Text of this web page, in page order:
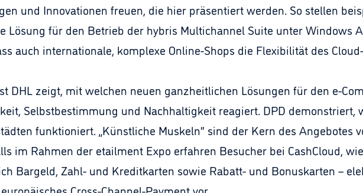
und Innovationen freuen, die hier präsentiert werden. So stellen
Lösung für den Betrieb der hybris Multichannel Suite unter Windows
auch internationale, komplexe Online-Shops die Flexibilität des
DHL zeigt, mit welchen neuen ganzheitlichen Lösungen für den e-
Selbstbestimmung und Nachhaltigkeit reagiert. DPD demonstriert,
funktioniert. „Künstliche Muskeln“ sind der Kern des Angebotes
im Rahmen der etailment Expo erfahren Besucher bei CashCloud,
Bargeld, Zahl- und Kreditkarten sowie Rabatt- und Bonuskarten –